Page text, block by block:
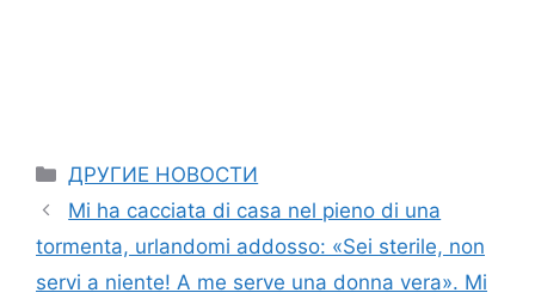
Categories
ДРУГИЕ НОВОСТИ
Mi ha cacciata di casa nel pieno di una
tormenta, urlandomi addosso: «Sei sterile, non
servi a niente! A me serve una donna vera». Mi